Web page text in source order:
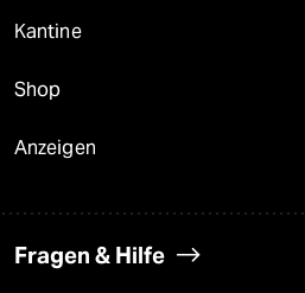
Kantine
Shop
Anzeigen
Fragen & Hilfe